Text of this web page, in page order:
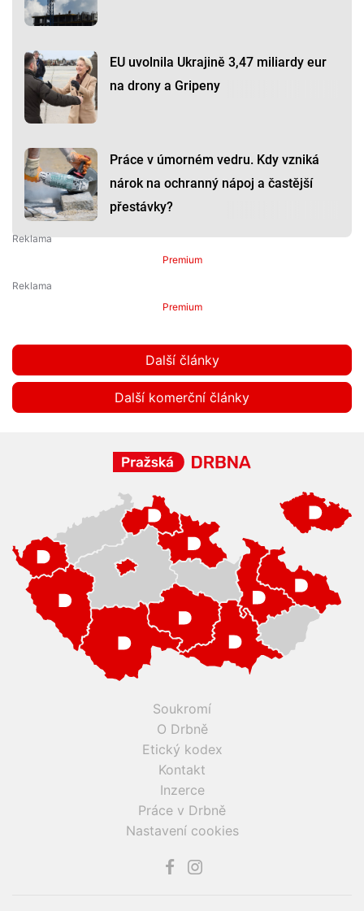
EU uvolnila Ukrajině 3,47 miliardy eur
na drony a Gripeny
Práce v úmorném vedru. Kdy vzniká
nárok na ochranný nápoj a častější
přestávky?
Premium
Premium
Další články
Další komerční články
Soukromí
O Drbně
Etický kodex
Kontakt
Inzerce
Práce v Drbně
Nastavení cookies